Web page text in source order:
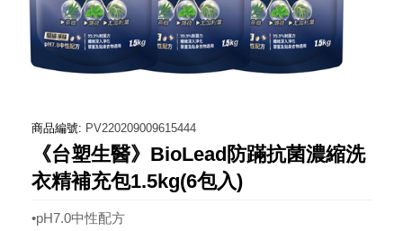
商品編號: PV220209009615444
《台塑生醫》BioLead防蹣抗菌濃縮洗
衣精補充包1.5kg(6包入)
•pH7.0中性配方